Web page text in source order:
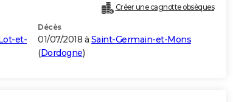
Créer une cagnotte obsèques
et-
Décès
01/07/2018 à Saint-Germain-et-Mons
(Dordogne)